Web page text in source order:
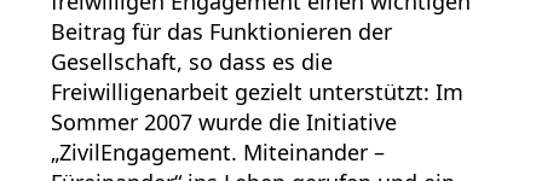
Beitrag für das Funktionieren der
Gesellschaft, so dass es die
Freiwilligenarbeit gezielt unterstützt: Im
Sommer 2007 wurde die Initiative
„ZivilEngagement. Miteinander –